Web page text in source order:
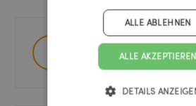
Mariendistel
ALLE AKZEPTIEREN
ALLE ABLEHNEN
DETAILS